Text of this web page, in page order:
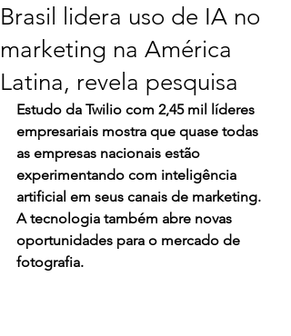
Brasil lidera uso de IA no
marketing na América
Latina, revela pesquisa
Estudo da Twilio com 2,45 mil líderes
empresariais mostra que quase todas
as empresas nacionais estão
experimentando com inteligência
artificial em seus canais de marketing.
A tecnologia também abre novas
oportunidades para o mercado de
fotografia.